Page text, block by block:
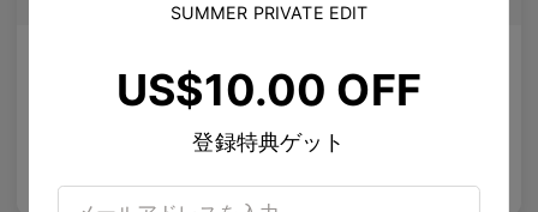
どんな顔にも適した微妙なリフト、より良いフィット感 — あらゆる顔に対応する柔軟性。
Colours available
4
Colours available
SUMMER PRIVATE EDIT
US$10.00 OFF
登録特典ゲット